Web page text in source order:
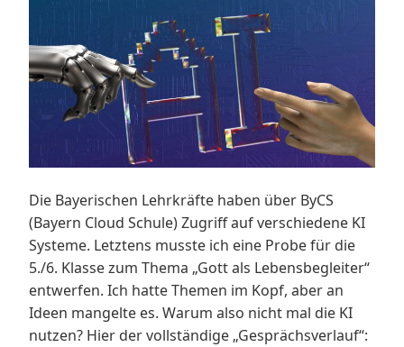
Die Bayerischen Lehrkräfte haben über ByCS
(Bayern Cloud Schule) Zugriff auf verschiedene KI
Systeme. Letztens musste ich eine Probe für die
5./6. Klasse zum Thema „Gott als Lebensbegleiter“
entwerfen. Ich hatte Themen im Kopf, aber an
Ideen mangelte es. Warum also nicht mal die KI
nutzen? Hier der vollständige „Gesprächsverlauf“: